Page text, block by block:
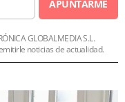
APUNTARME
GLOBALMEDIA S.L.
noticias de actualidad.